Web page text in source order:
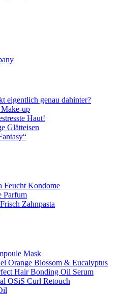
eigentlich genau dahinter?
up
Haut!
Glätteisen
Feucht Kondome
Parfum
Zahnpasta
Mask
Orange Blossom & Eucalyptus
Hair Bonding Oil Serum
OSiS Curl Retouch